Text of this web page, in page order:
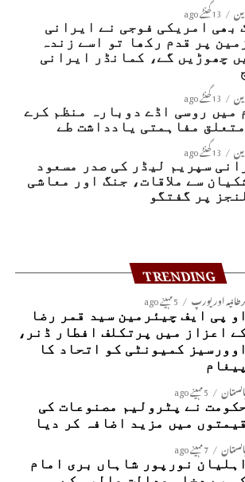
13 گھنٹے ago
بھی امریکی فوجی نے ایرانی
پر قدم رکھا تو اسے زندہ
چھوڑیں گے، کمانڈر ایرانی
13 گھنٹے ago
میں روسی اڈے دوبارہ منظم کرے
مفاہمتی یادداشت طے
13 گھنٹے ago
سپریم لیڈر کی صدر مسعود
سے ملاقات، جنگ اور معاشی
پر گفتگو
TRENDING
اور یورپ 5 مہینے ago
او پی ایف چیئرمین سید قمر رضا
اعزاز میں پرتکلف افطار ڈنر،
اوورسیز کمیونٹی کو اتحاد کا
پیغام
5 مہینے ago
نے پٹرولیم مصنوعات کی
قیمتوں میں مزید اضافہ کر دیا
7 مہینے ago
اہلیان نورپور شاہاں بری امام